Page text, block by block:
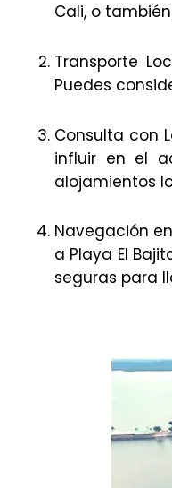
Cali, o
Transporte
Puedes
Consulta con
influir en el
alojamientos
Navegación
a Playa El
seguras para